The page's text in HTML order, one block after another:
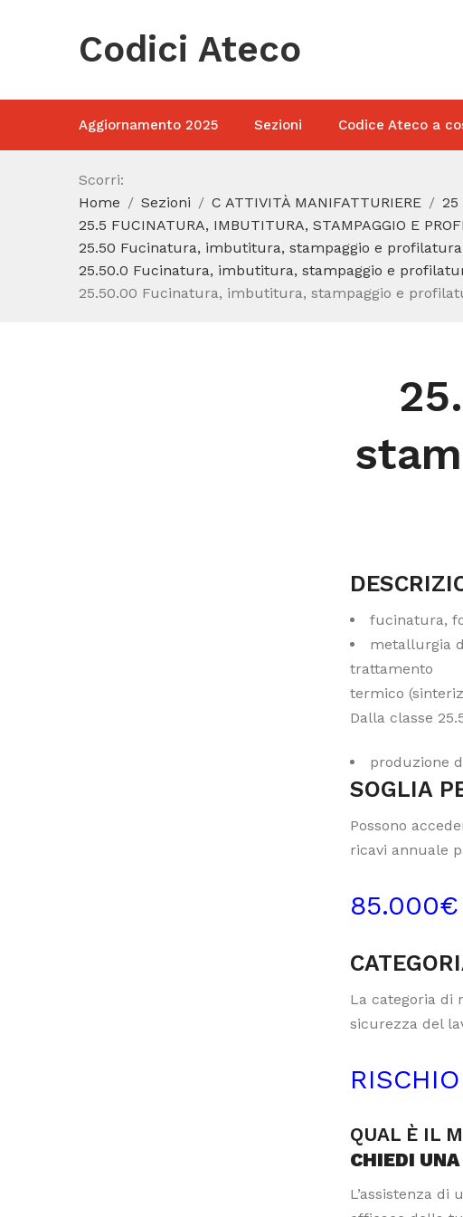
Codici Ateco
Aggiornamento 2025 Sezioni Codice Ateco a
Scorri:
Home
Sezioni C ATTIVITÀ MANIFATTURIERE
25
25.5 FUCINATURA, IMBUTITURA, STAMPAGGIO E
25.50 Fucinatura, imbutitura, stampaggio e
25.50.0 Fucinatura, imbutitura, stampaggio e
25.50.00 Fucinatura, imbutitura, stampaggio e
fucinatura,
metallurgia
trattamento
termico
Dalla classe
produzione
SOGLIA
Possono
ricavi annuale
85.000€
La categoria di
sicurezza del
QUAL È IL
CHIEDI
L’assistenza di